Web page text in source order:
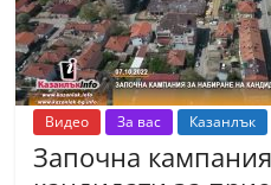
Видео За вас Казанлък
Започна